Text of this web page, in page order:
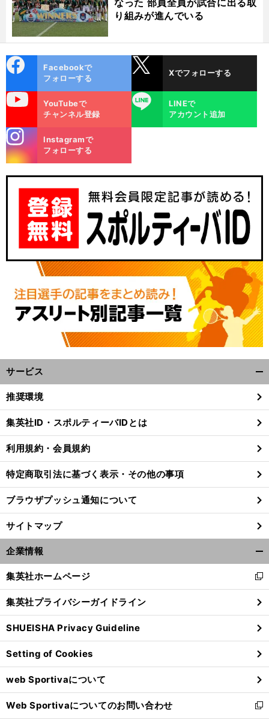
「
さ
」
？
なった 部員全員が試合に出る取
り組みが進んでいる
ok
Facebookで
フォローする
Xでフォローする
YouTubeで
チャンネル登録
LINE
LINEで
アカウント追加
m
Instagramで
フォローする
サービス
閉
る
推奨環境
集英社ID・スポルティーバIDとは
利用規約・会員規約
特定商取引法に基づく表示・その他の事項
ブラウザプッシュ通知について
サイトマップ
企業情報
閉
る
集英社ホームページ
新
し
い
ウ
ィ
ン
ド
ウ
で
開
く
集英社プライバシーガイドライン
SHUEISHA Privacy Guideline
Setting of Cookies
web Sportivaについて
Web Sportivaについてのお問い合わせ
新
し